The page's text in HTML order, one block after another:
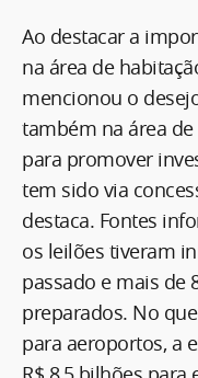
Ao destacar a
na área de
mencionou o
também na área
para promover
tem sido via
destaca. Fontes
os leilões tiveram
passado e mais de
preparados. No
para aeroportos, a